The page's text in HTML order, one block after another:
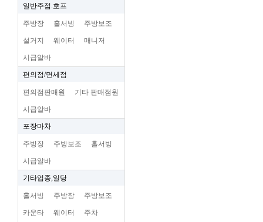
일반주점.호프
주방장 홀서빙 주방보조
설거지 웨이터 매니저
시급알바
편의점/면세점
편의점판매원 기타 판매점원
시급알바
포장마차
주방장 주방보조 홀서빙
시급알바
기타업종,일당
홀서빙 주방장 주방보조
카운타 웨이터 주차